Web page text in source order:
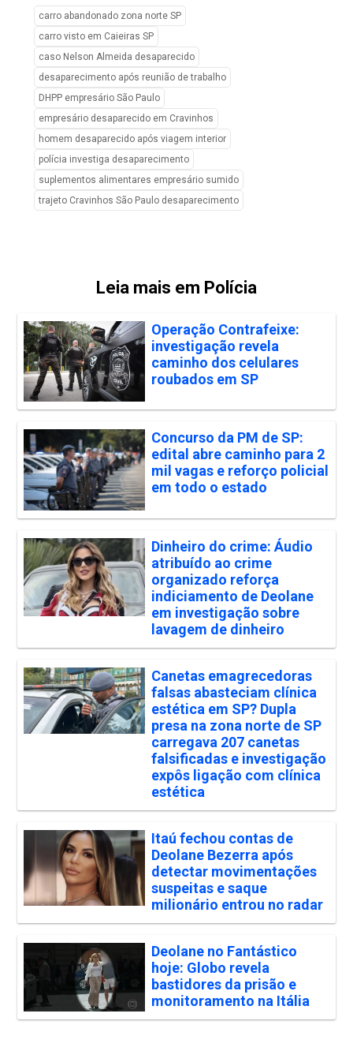
carro abandonado zona norte SP
carro visto em Caieiras SP
caso Nelson Almeida desaparecido
desaparecimento após reunião de trabalho
DHPP empresário São Paulo
empresário desaparecido em Cravinhos
homem desaparecido após viagem interior
polícia investiga desaparecimento
suplementos alimentares empresário sumido
trajeto Cravinhos São Paulo desaparecimento
Leia mais em Polícia
Operação Contrafeixe:
investigação revela
caminho dos celulares
roubados em SP
Concurso da PM de SP:
edital abre caminho para 2
mil vagas e reforço policial
em todo o estado
Dinheiro do crime: Áudio
atribuído ao crime
organizado reforça
indiciamento de Deolane
em investigação sobre
lavagem de dinheiro
Canetas emagrecedoras
falsas abasteciam clínica
estética em SP? Dupla
presa na zona norte de SP
carregava 207 canetas
falsificadas e investigação
expôs ligação com clínica
estética
Itaú fechou contas de
Deolane Bezerra após
detectar movimentações
suspeitas e saque
milionário entrou no radar
Deolane no Fantástico
hoje: Globo revela
bastidores da prisão e
monitoramento na Itália